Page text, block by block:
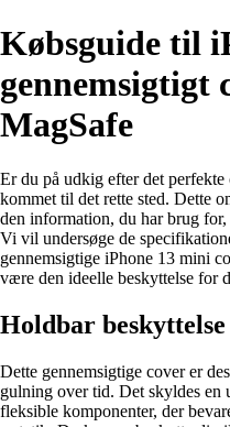
Købsguide til
gennemsigtigt
MagSafe
Er du på udkig efter det
kommet til det rette sted. Dette
den information, du har brug
Vi vil undersøge de
gennemsigtige iPhone 13 mini
være den ideelle beskyttelse for
Holdbar
Dette gennemsigtige cover er
gulning over tid. Det skyldes
fleksible komponenter, der